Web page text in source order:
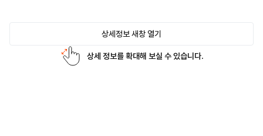
상세정보 새창 열기
상세 정보를 확대해 보실 수 있습니다.